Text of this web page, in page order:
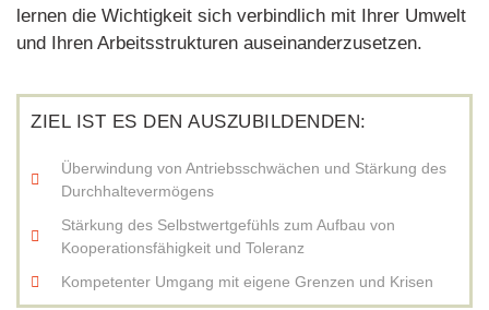
lernen die Wichtigkeit sich verbindlich mit Ihrer Umwelt
und Ihren Arbeitsstrukturen auseinanderzusetzen.
ZIEL IST ES DEN AUSZUBILDENDEN:
Überwindung von Antriebsschwächen und Stärkung des
Durchhaltevermögens
Stärkung des Selbstwertgefühls zum Aufbau von
Kooperationsfähigkeit und Toleranz
Kompetenter Umgang mit eigene Grenzen und Krisen